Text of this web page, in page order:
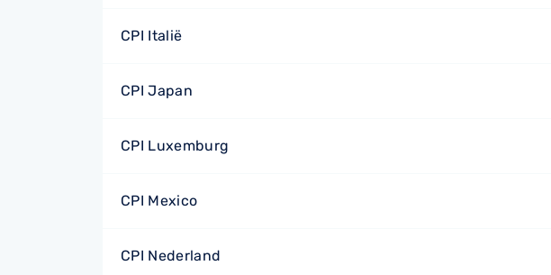
CPI Italië
CPI Japan
CPI Luxemburg
CPI Mexico
CPI Nederland